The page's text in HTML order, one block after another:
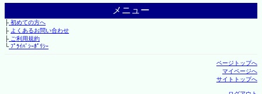
メニュー
├初めての方へ
├ よくあるお問い合わせ
├ご利用規約
└ﾌﾟﾗｲﾊﾞｼｰﾎﾟﾘｼｰ
ページトップへ
マイページへ
サイトトップへ